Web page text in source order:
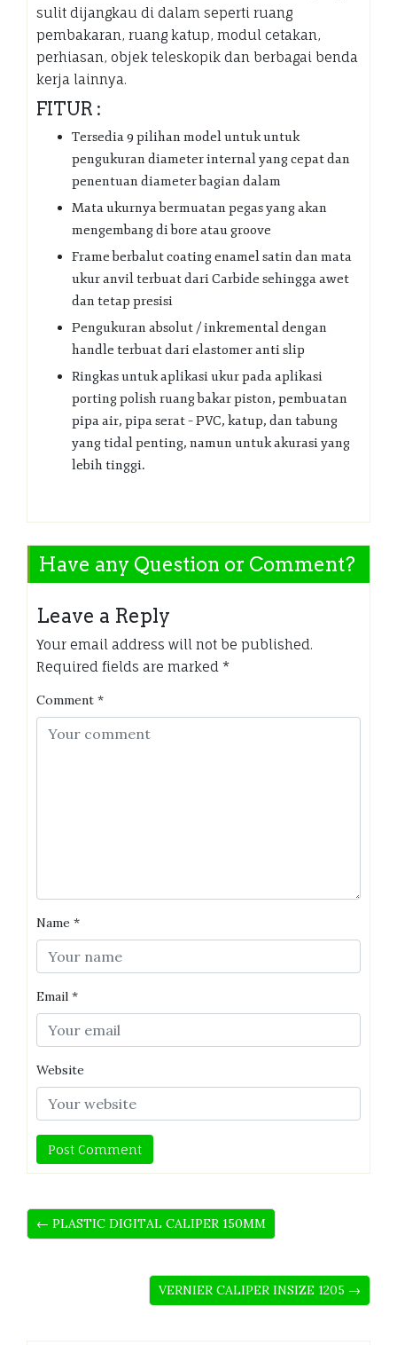
sulit dijangkau di dalam seperti ruang
pembakaran, ruang katup, modul cetakan,
perhiasan, objek teleskopik dan berbagai benda
kerja lainnya.
FITUR :
Tersedia 9 pilihan model untuk untuk
pengukuran diameter internal yang cepat dan
penentuan diameter bagian dalam
Mata ukurnya bermuatan pegas yang akan
mengembang di bore atau groove
Frame berbalut coating enamel satin dan mata
ukur anvil terbuat dari Carbide sehingga awet
dan tetap presisi
Pengukuran absolut / inkremental dengan
handle terbuat dari elastomer anti slip
Ringkas untuk aplikasi ukur pada aplikasi
porting polish ruang bakar piston, pembuatan
pipa air, pipa serat – PVC, katup, dan tabung
yang tidal penting, namun untuk akurasi yang
lebih tinggi.
Have any Question or Comment?
Leave a Reply
Your email address will not be published.
Required fields are marked *
Comment *
Name *
Email *
Website
← PLASTIC DIGITAL CALIPER 150MM
VERNIER CALIPER INSIZE 1205 →